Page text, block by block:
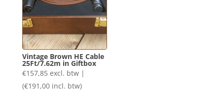
Vintage Brown HE Cable
25Ft/7.62m in Giftbox
€157,85 excl. btw |
(€191,00incl. btw)